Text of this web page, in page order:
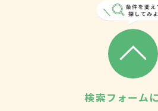
検索フォーム